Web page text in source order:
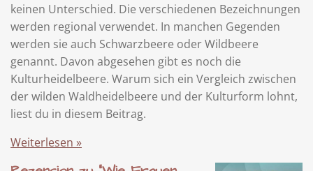
keinen Unterschied. Die verschiedenen Bezeichnungen
werden regional verwendet. In manchen Gegenden
werden sie auch Schwarzbeere oder Wildbeere
genannt. Davon abgesehen gibt es noch die
Kulturheidelbeere. Warum sich ein Vergleich zwischen
der wilden Waldheidelbeere und der Kulturform lohnt,
liest du in diesem Beitrag.
Weiterlesen »